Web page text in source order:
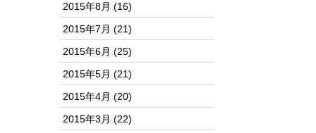
2015年8月 (16)
2015年7月 (21)
2015年6月 (25)
2015年5月 (21)
2015年4月 (20)
2015年3月 (22)